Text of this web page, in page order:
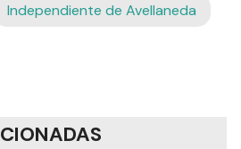
Independiente de Avellaneda